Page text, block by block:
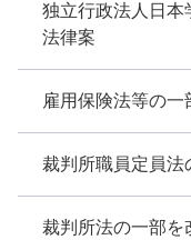
独立行政法人日本
法律案
雇用保険法等の
裁判所職員定員法
裁判所法の一部を